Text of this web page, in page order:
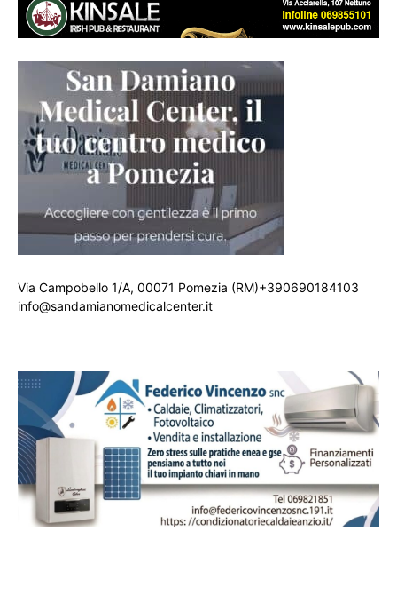
Via Campobello 1/A, 00071 Pomezia (RM)+390690184103
info@sandamianomedicalcenter.it